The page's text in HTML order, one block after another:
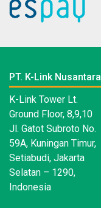
PT. K-Link Nusantara
K-Link Tower Lt.
Ground Floor, 8,9,10
Jl. Gatot Subroto No.
59A, Kuningan Timur,
Setiabudi, Jakarta
Selatan – 1290,
Indonesia